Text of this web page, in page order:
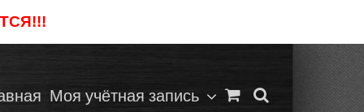
Моя учётная запись